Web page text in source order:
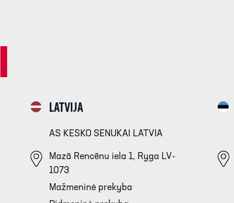
LATVIJA
AS KESKO SENUKAI LATVIA
Mazā Rencēnu iela 1, Ryga LV-
1073
Mažmeninė prekyba